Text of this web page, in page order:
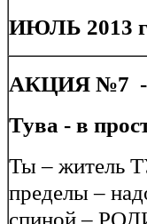
ИЮЛЬ 2013
АКЦИЯ №7 -
Тува - в
Ты – житель
пределы –